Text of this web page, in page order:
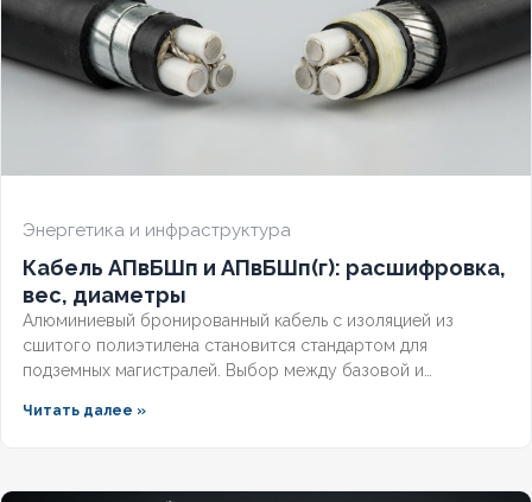
Энергетика и инфраструктура
Кабель АПвБШп и АПвБШп(г): расшифровка,
вес, диаметры
Алюминиевый бронированный кабель с изоляцией из
сшитого полиэтилена становится стандартом для
подземных магистралей. Выбор между базовой и
вод и требований к надёжности. Разберём конструктивные
Читать далее »